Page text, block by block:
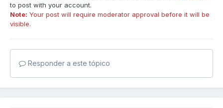
to post with your account.
Note: Your post will require moderator approval before it will be
visible.
Responder a este tópico